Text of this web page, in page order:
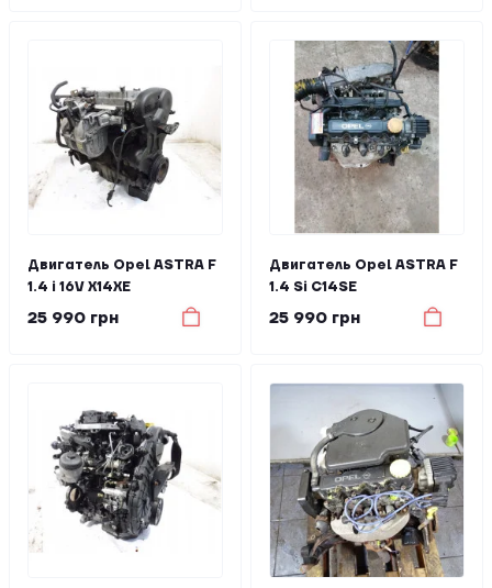
Двигатель Opel ASTRA F
1.4 i 16V X14XE
25 990 грн
Двигатель Opel ASTRA F
1.4 Si C14SE
25 990 грн